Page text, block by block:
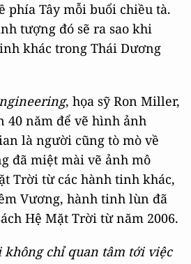
phía Tây mỗi buổi chiều tà.
tượng đó sẽ ra sao khi
khác trong Thái Dương
, họa sỹ Ron Miller,
40 năm để vẽ hình ảnh
là người cũng tò mò về
đã miệt mài vẽ ảnh mô
Trời từ các hành tinh khác,
Vương, hành tinh lùn đã
Hệ Mặt Trời từ năm 2006.
không chỉ quan tâm tới việc